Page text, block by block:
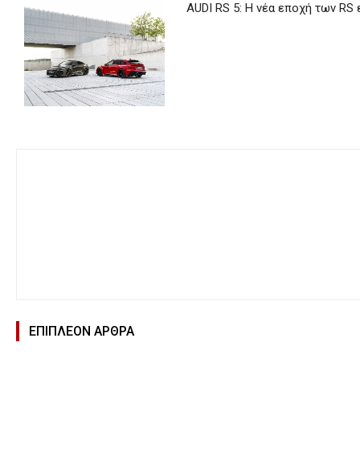
AUDI RS 5: Η νέα εποχή των RS
ΕΠΙΠΛΕΟΝ ΑΡΘΡΑ